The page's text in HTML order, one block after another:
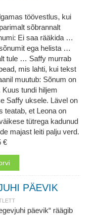
töövestlus, kui
sõbrannalt
Ei saa rääkida …
ega helista …
tule … Saffy murrab
mis lahti, kui tekst
muutub: Sõnum on
Kuus tundi hiljem
Saffy uksele. Lävel on
teatab, et Leona on
tütrega kadunud
majast leiti palju verd.
€
PÄEVIK
päevik“ räägib